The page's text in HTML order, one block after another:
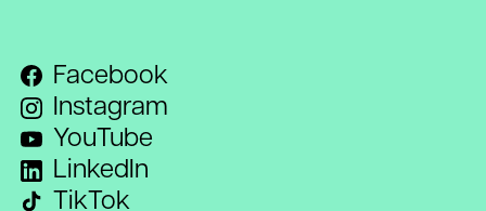
Facebook
Instagram
YouTube
LinkedIn
TikTok